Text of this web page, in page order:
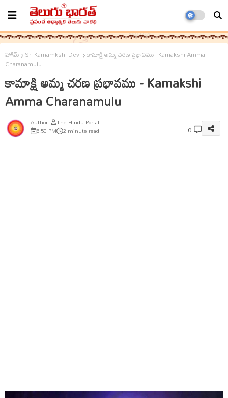
హోమ్ Sri Kamamkshi Devi కామాక్షి అమ్మ చరణ ప్రభావము - Kamakshi Amma
Charanamulu
కామాక్షి అమ్మ చరణ ప్రభావము - Kamakshi
Amma Charanamulu
The Hindu Portal
5:50 PM 2 minute read 0